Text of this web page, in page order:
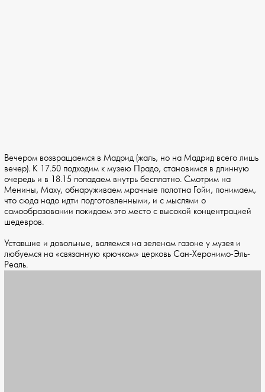
Вечером возвращаемся в Мадрид (жаль, но на Мадрид всего лишь
вечер). К 17.50 подходим к музею Прадо, становимся в длинную
очередь и в 18.15 попадаем внутрь бесплатно. Смотрим на
Менины, Маху, обнаруживаем мрачные полотна Гойи, понимаем,
что сюда надо идти подготовленными, и с мыслями о
самообразовании покидаем это место с высокой концентрацией
шедевров.
Уставшие и довольные, валяемся на зеленом газоне у музея и
любуемся на «связанную крючком» церковь Сан-Херонимо-Эль-
Реаль.